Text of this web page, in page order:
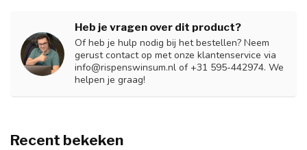
Heb je vragen over dit product?
Of heb je hulp nodig bij het bestellen? Neem
gerust contact op met onze klantenservice via
info@rispenswinsum.nl of +31 595-442974. We
helpen je graag!
Recent bekeken